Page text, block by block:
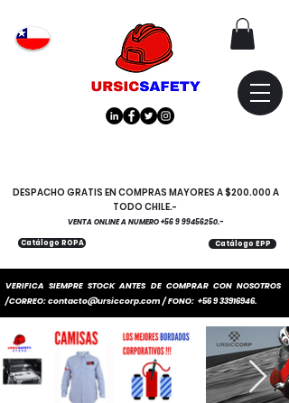
VERIFICA SIEMPRE STOCK ANTES DE COMPRAR CON NOSOTROS
/CORREO:contacto@ursiccorp.com/ FONO: +56 9 33916946.
Catálogo EPP
Catálogo ROPA
DESPACHO GRATIS EN COMPRAS MAYORES A $200.000 A
TODO CHILE.-
VENTA ONLINE A NUMERO+56 9 99456250.-